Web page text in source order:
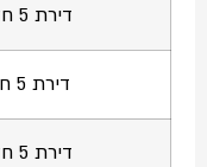
דירת 5 חד', קומה 4, דירה מס' 14
דירת 5 חד', קומה 5, דירה מס' 18
דירת 5 חד', קומה 6, דירה מס' 22